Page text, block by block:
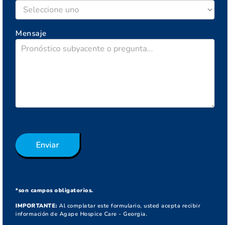
Mensaje
Enviar
*son campos obligatorios.
IMPORTANTE: Al completar este formulario, usted acepta recibir
información de Agape Hospice Care - Georgia.